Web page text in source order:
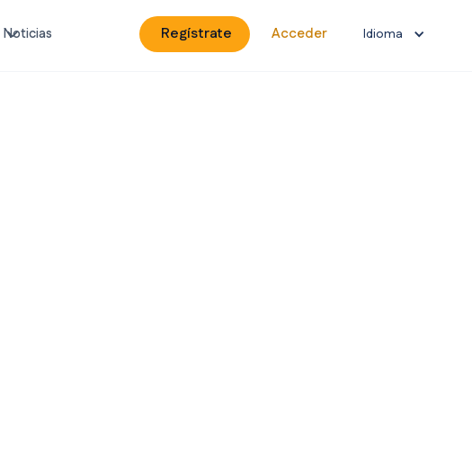
Noticias Regístrate Acceder Idioma